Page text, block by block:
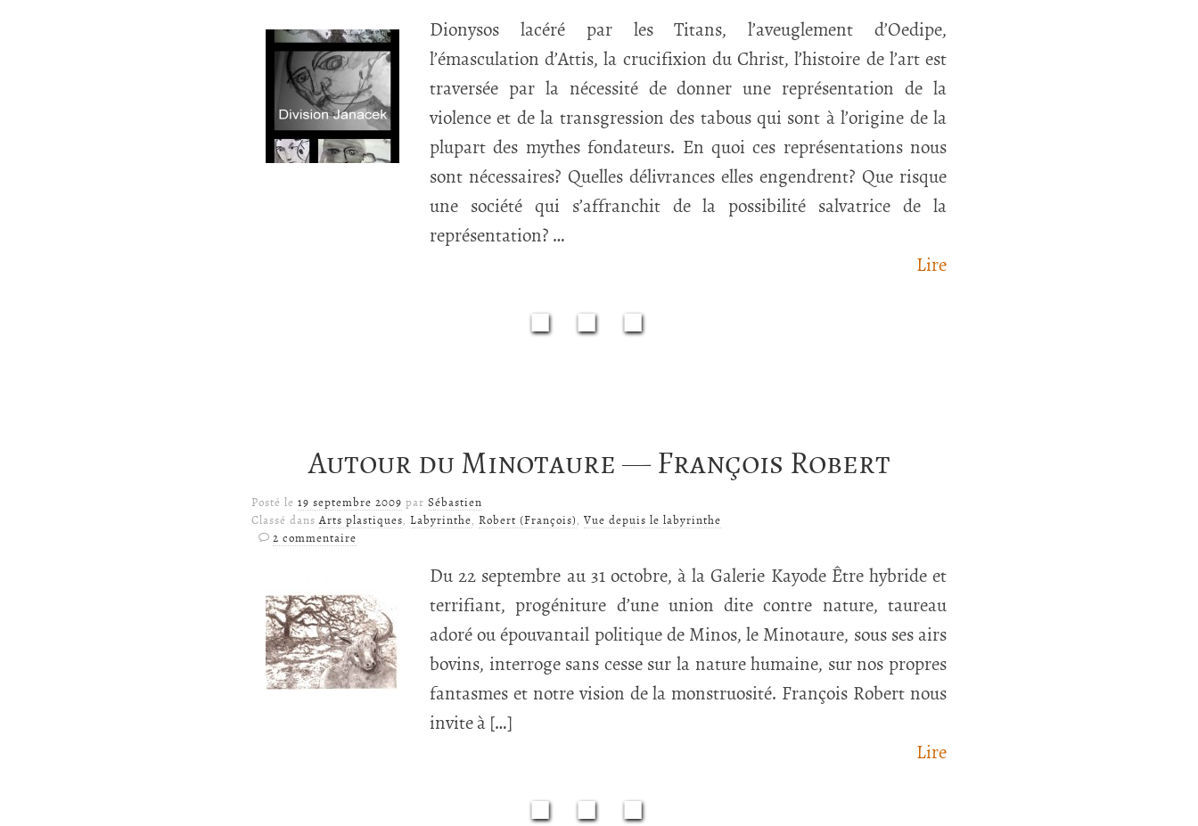
Dionysos lacéré par les Titans, l’aveuglement d’Oedipe,
l’émasculation d’Attis, la crucifixion du Christ, l’histoire de l’art est
traversée par la nécessité de donner une représentation de la
violence et de la transgression des tabous qui sont à l’origine de la
plupart des mythes fondateurs. En quoi ces représentations nous
sont nécessaires? Quelles délivrances elles engendrent? Que risque
une société qui s’affranchit de la possibilité salvatrice de la
représentation? …
Lire
■■■
Autour du Mino­taure — Fran­çois Robert
Posté le 19 septembre 2009 par Sébastien
Classé dansArts plastiques, Labyrinthe, Robert (François), Vue depuis le labyrinthe
2 commentaire
Du 22 septembre au 31 octobre, à la Galerie Kayode Être hybride et
terrifiant, progéniture d’une union dite contre nature, taureau
adoré ou épouvantail politique de Minos, le Minotaure, sous ses airs
bovins, interroge sans cesse sur la nature humaine, sur nos propres
fantasmes et notre vision de la monstruosité. François Robert nous
invite à […]
Lire
■■■